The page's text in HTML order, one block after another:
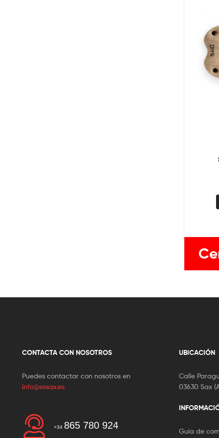
CONTACTA CON NOSOTROS
Puedes contactar con nosotros en
info@essax.es
+34 865 780 924
UBICACIÓN
Calle
03630 Sax
Guía de